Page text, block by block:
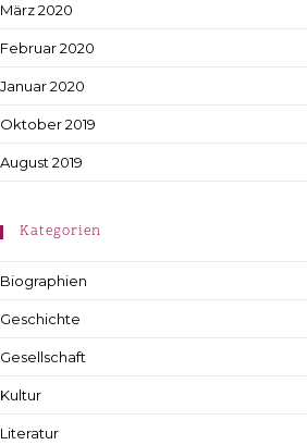
März 2020
Februar 2020
Januar 2020
Oktober 2019
August 2019
Kategorien
Biographien
Geschichte
Gesellschaft
Kultur
Literatur